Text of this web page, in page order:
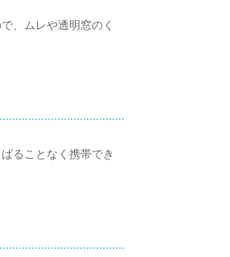
、ムレや透明窓のく
ることなく携帯でき